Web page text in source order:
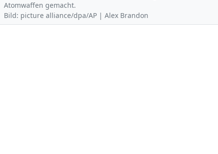
Atomwaffen gemacht.
Bild: picture alliance/dpa/AP | Alex Brandon